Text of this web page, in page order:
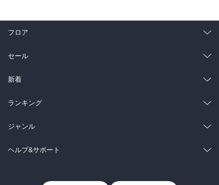
フロア
総合
ラノベ
雑誌・グラビア
BL・TL
セール
総合
ラノベ
雑誌・グラビア
BL・TL
新着
総合
ラノベ
雑誌・グラビア
ランキング
総合
ラノベ
ジャンル
コミック
ヘルプ&サポート